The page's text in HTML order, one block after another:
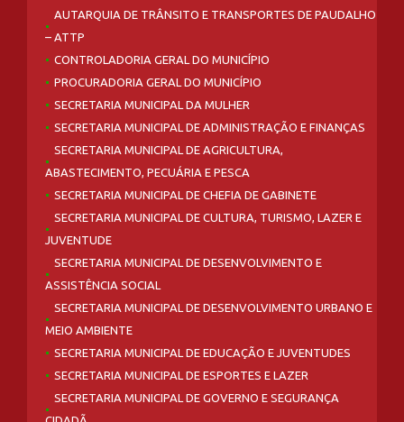
AUTARQUIA DE TRÂNSITO E TRANSPORTES DE PAUDALHO
– ATTP
CONTROLADORIA GERAL DO MUNICÍPIO
PROCURADORIA GERAL DO MUNICÍPIO
SECRETARIA MUNICIPAL DA MULHER
SECRETARIA MUNICIPAL DE ADMINISTRAÇÃO E FINANÇAS
SECRETARIA MUNICIPAL DE AGRICULTURA,
ABASTECIMENTO, PECUÁRIA E PESCA
SECRETARIA MUNICIPAL DE CHEFIA DE GABINETE
SECRETARIA MUNICIPAL DE CULTURA, TURISMO, LAZER E
JUVENTUDE
SECRETARIA MUNICIPAL DE DESENVOLVIMENTO E
ASSISTÊNCIA SOCIAL
SECRETARIA MUNICIPAL DE DESENVOLVIMENTO URBANO E
MEIO AMBIENTE
SECRETARIA MUNICIPAL DE EDUCAÇÃO E JUVENTUDES
SECRETARIA MUNICIPAL DE ESPORTES E LAZER
SECRETARIA MUNICIPAL DE GOVERNO E SEGURANÇA